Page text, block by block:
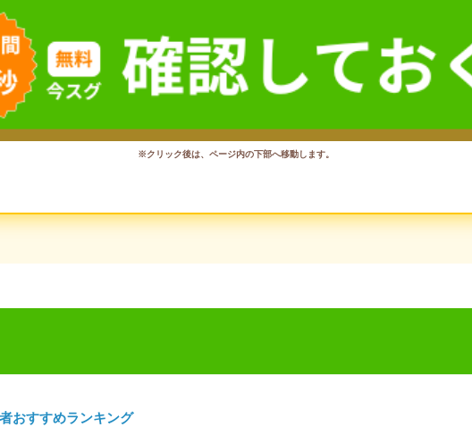
※クリック後は、ページ内の下部へ移動します。
おすすめランキング